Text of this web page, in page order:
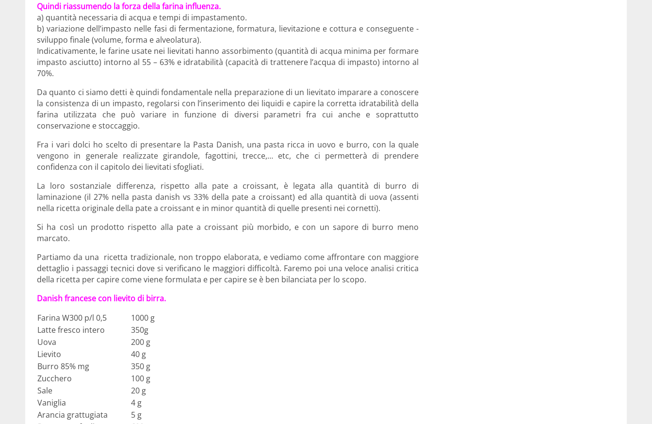
Quindi riassumendo la forza della farina influenza.
a) quantità necessaria di acqua e tempi di impastamento.
b) variazione dell’impasto nelle fasi di fermentazione, formatura, lievitazione e cottura e conseguente -
sviluppo finale (volume, forma e alveolatura).
Indicativamente, le farine usate nei lievitati hanno assorbimento (quantità di acqua minima per formare
impasto asciutto) intorno al 55 – 63% e idratabilità (capacità di trattenere l’acqua di impasto) intorno al
70%.
Da quanto ci siamo detti è quindi fondamentale nella preparazione di un lievitato imparare a conoscere
la consistenza di un impasto, regolarsi con l’inserimento dei liquidi e capire la corretta idratabilità della
farina utilizzata che può variare in funzione di diversi parametri fra cui anche e soprattutto
conservazione e stoccaggio.
Fra i vari dolci ho scelto di presentare la Pasta Danish, una pasta ricca in uovo e burro, con la quale
vengono in generale realizzate girandole, fagottini, trecce,… etc, che ci permetterà di prendere
confidenza con il capitolo dei lievitati sfogliati.
La loro sostanziale differenza, rispetto alla pate a croissant, è legata alla quantità di burro di
laminazione (il 27% nella pasta danish vs 33% della pate a croissant) ed alla quantità di uova (assenti
nella ricetta originale della pate a croissant e in minor quantità di quelle presenti nei cornetti).
Si ha così un prodotto rispetto alla pate a croissant più morbido, e con un sapore di burro meno
marcato.
Partiamo da una ricetta tradizionale, non troppo elaborata, e vediamo come affrontare con maggiore
dettaglio i passaggi tecnici dove si verificano le maggiori difficoltà. Faremo poi una veloce analisi critica
della ricetta per capire come viene formulata e per capire se è ben bilanciata per lo scopo.
Danish francese con lievito di birra.
Farina W300 p/l 0,5
1000 g
Latte fresco intero
350g
Uova
200 g
Lievito
40 g
Burro 85% mg
350 g
Zucchero
100 g
Sale
20 g
Vaniglia
4 g
Arancia grattugiata
5 g